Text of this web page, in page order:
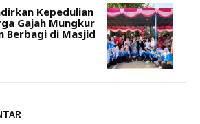
Kepedulian
Gajah Mungkur
Berbagi di Masjid